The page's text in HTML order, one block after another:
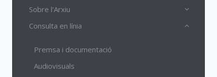
Sobre l'Arxiu
Consulta en línia
Premsa i documentació
Audiovisuals